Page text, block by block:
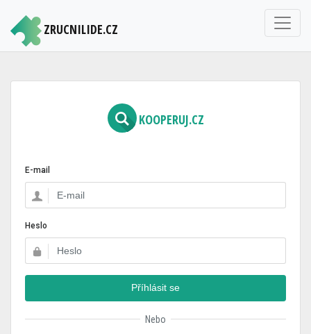
ZRUCNILIDE.CZ
KOOPERUJ.CZ
E-mail
Heslo
Nebo